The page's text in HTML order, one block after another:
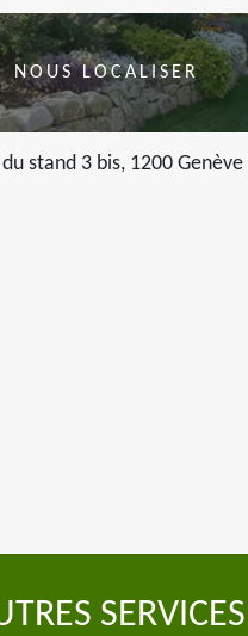
NOUS LOCALISER
stand 3 bis, 1200 Genève
SERVICES